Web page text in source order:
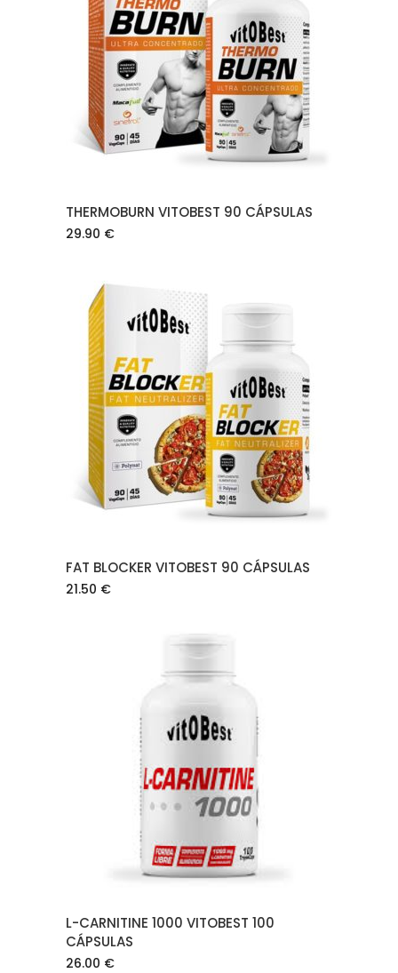
AÑADIR AL CARRITO
THERMOBURN VITOBEST 90 CÁPSULAS
29.90 €
AÑADIR AL CARRITO
FAT BLOCKER VITOBEST 90 CÁPSULAS
21.50 €
AÑADIR AL CARRITO
L-CARNITINE 1000 VITOBEST 100
CÁPSULAS
26.00 €